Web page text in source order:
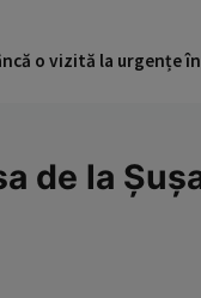
o vizită la urgențe
de la